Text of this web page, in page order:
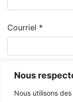
Nous
Nous utilisons
Courriel *